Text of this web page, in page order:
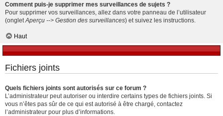
Comment puis-je supprimer mes surveillances de sujets ?
Pour supprimer vos surveillances, allez dans votre panneau de l’utilisateur
(onglet Aperçu --> Gestion des surveillances) et suivez les instructions.
Haut
Fichiers joints
Quels fichiers joints sont autorisés sur ce forum ?
L’administrateur peut autoriser ou interdire certains types de fichiers joints. Si
vous n’êtes pas sûr de ce qui est autorisé à être chargé, contactez
l’administrateur pour plus d’informations.